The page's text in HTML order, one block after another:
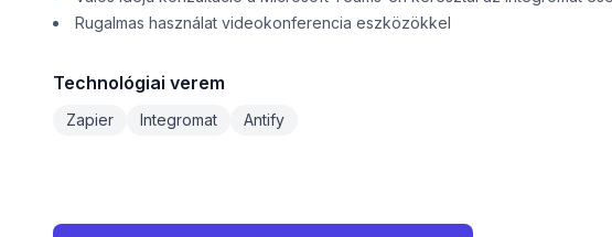
Rugalmas használat videokonferencia eszközökkel
Technológiai verem
Zapier Integromat Antify